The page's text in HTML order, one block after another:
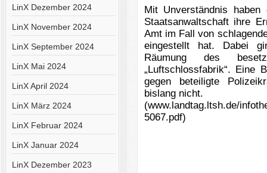
LinX Dezember 2024
LinX November 2024
LinX September 2024
LinX Mai 2024
LinX April 2024
LinX März 2024
LinX Februar 2024
LinX Januar 2024
LinX Dezember 2023
Mit Unverständnis
Staatsanwaltschaft ihre
Amt im Fall von
eingestellt hat. Dabei
Räumung des
„Luftschlossfabrik“. Eine
gegen beteiligte
bislang nicht.
(www.landtag.ltsh.de/
5067.pdf)